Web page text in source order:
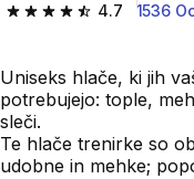
4.7
4.7 od 5 zvezdic from
1536
Uniseks hlače, ki jih
potrebujejo: tople,
sleči.
Te hlače trenirke so
udobne in mehke;